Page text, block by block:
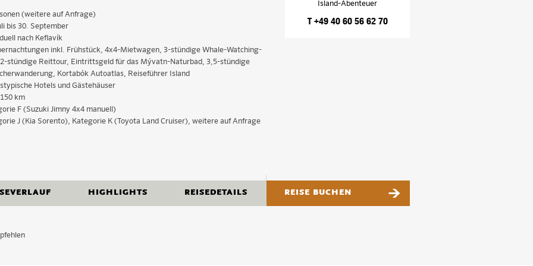
(weitere auf Anfrage)
bis 30. September
nach Keflavík
inkl. Frühstück, 4x4-Mietwagen, 3-stündige Whale-Watching-
2-stündige Reittour, Eintrittsgeld für das Mývatn-Naturbad, 3,5-stündige
Kortabók Autoatlas, Reiseführer Island
Hotels und Gästehäuser
km
F (Suzuki Jimny 4x4 manuell)
J (Kia Sorento), Kategorie K (Toyota Land Cruiser), weitere auf Anfrage
Flughafen Keflavik nehmen Sie Ihren Mietwagen in
wo Sie Ihre erste Nacht auf Island verbringen.
km
vorstellen wollen. Mehr zum Hochland und zu allen Regionen
unter dem Navigationspunkt „Regionen“.
im Doppelzimmer für die oben genannten Reisezeiträume
F (Suzuki Jimny 4x4). Den Preis für Dreibettzimmer oder
vorgesehenen Hotels und der kalkulierten
verbindlichen Buchung.
Ihr Name E-Mail-Adresse
Island-Abenteuer
T +49 40 60 56 62 70
HIGHLIGHTS REISEDETAILS REISE BUCHEN